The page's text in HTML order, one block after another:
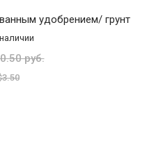
удобрением/ грунт
руб.